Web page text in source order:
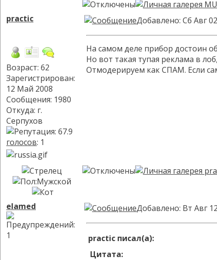
practic
Возраст: 62
Зарегистрирован:
12 Май 2008
Сообщения: 1980
Откуда: г.
Серпухов
голосов: 1
Добавлено: Сб Авг
На самом деле прибор достоин
Но вот такая тупая реклама в
Отмодерируем как СПАМ. Если
elamed Добавлено: Вт Авг
practic писал(а):
Цитата: